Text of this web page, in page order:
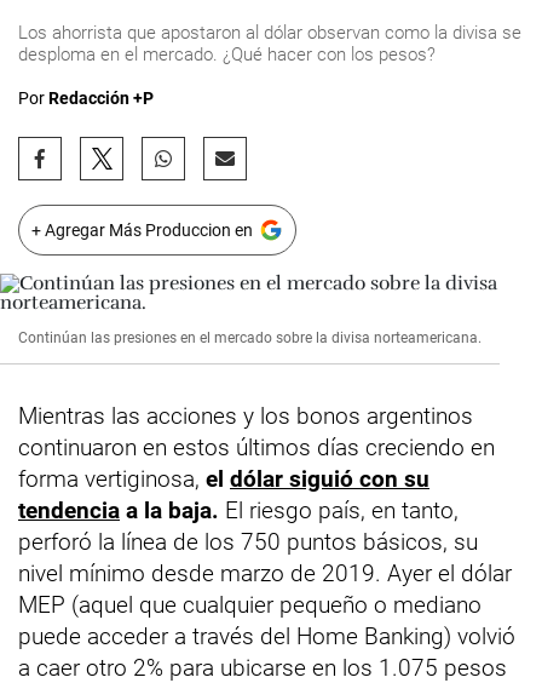
Los ahorrista que apostaron al dólar observan como la divisa se
desploma en el mercado. ¿Qué hacer con los pesos?
PorRedacción +P
+ Agregar Más Produccion en
Continúan las presiones en el mercado sobre la divisa norteamericana.
Mientras las acciones y los bonos argentinos
continuaron en estos últimos días creciendo en
forma vertiginosa, el dólar siguió con su
tendencia a la baja. El riesgo país, en tanto,
perforó la línea de los 750 puntos básicos, su
nivel mínimo desde marzo de 2019. Ayer el dólar
MEP (aquel que cualquier pequeño o mediano
puede acceder a través del Home Banking) volvió
a caer otro 2% para ubicarse en los 1.075 pesos